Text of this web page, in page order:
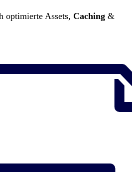
optimierte Assets, Caching &